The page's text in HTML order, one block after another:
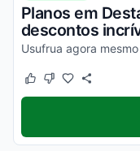
Planos em
descontos
Este cupom funcionou
Este cupom não